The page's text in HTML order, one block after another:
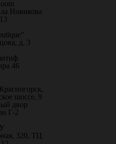
Новикова
д. 3
46
шоссе, 9
двор
Г-2
320, ТЦ